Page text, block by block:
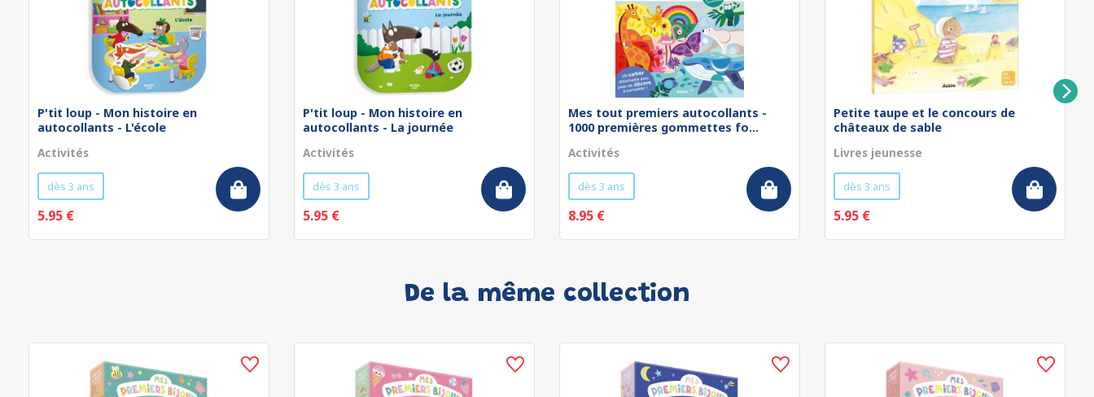
P'tit loup - Mon histoire en
autocollants - L'école
Activités
dès 3 ans
5.95 €
P'tit loup - Mon histoire en
autocollants - La journée
Activités
dès 3 ans
5.95 €
Mes tout premiers autocollants -
1000 premières gommettes fo...
Activités
dès 3 ans
8.95 €
Petite taupe et le concours de
châteaux de sable
Livres jeunesse
dès 3 ans
5.95 €
De la même collection